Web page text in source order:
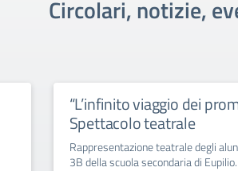
Circolari, notizie,
“L’infinito viaggio dei
Spettacolo teatrale
Rappresentazione teatrale degli
3B della scuola secondaria di Eupilio.